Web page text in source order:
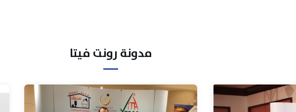
مدونة رونت فيتا